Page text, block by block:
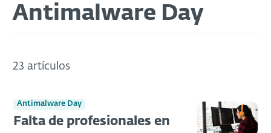
Antimalware Day
23 artículos
Antimalware Day
Falta de profesionales en